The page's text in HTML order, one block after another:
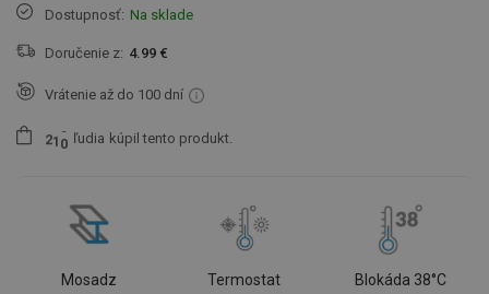
Dostupnosť: Na sklade
Doručenie z: 4.99 €
Vrátenie až do 100 dní
21 0 ľudia kúpil tento produkt.
Mosadz Termostat Blokáda 38°C